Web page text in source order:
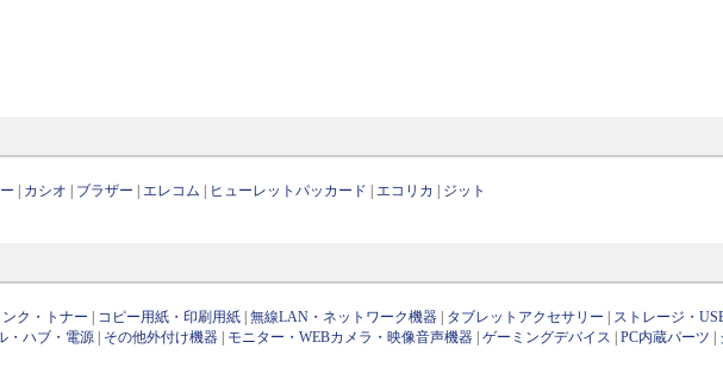
カシオ ブラザー エレコム ヒューレットパッカード エコリカ ジット
ンク・トナー コピー用紙・印刷用紙 |無線LAN・ネットワーク機器 タブレットアクセサリー ストレージ・
・ハブ・電源 その他外付け機器 モニター・WEBカメラ・映像音声機器 |ゲーミングデバイス |PC内蔵パーツ